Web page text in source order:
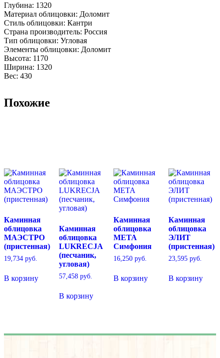
Глубина: 1320
Материал облицовки: Доломит
Стиль облицовки: Кантри
Страна производитель: Россия
Тип облицовки: Угловая
Элементы облицовки: Доломит
Высота: 1170
Ширина: 1320
Вес: 430
Похожие
Каминная
облицовка
МАЭСТРО
(пристенная)
19,734 руб.
В корзину
Каминная
облицовка
LUKRECJA
(песчаник,
угловая)
57,458руб.
В корзину
Каминная
облицовка
МЕТА
Симфония
16,250 руб.
В корзину
Каминная
облицовка
ЭЛИТ
(пристенная)
23,595руб.
В корзину